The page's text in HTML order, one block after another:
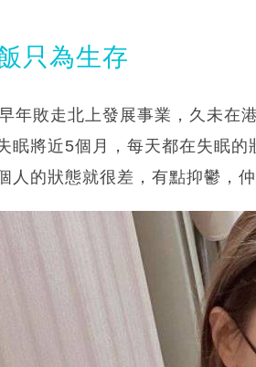
只為生存
年敗走北上發展事業，久未在
眠將近5個月，每天都在失眠
人的狀態就很差，有點抑鬱，